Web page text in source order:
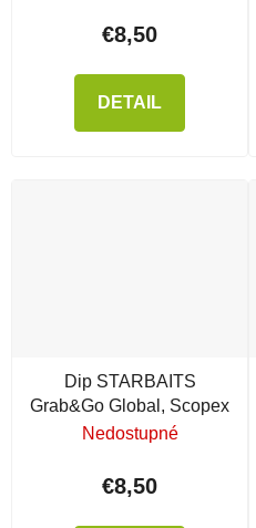
€8,50
DETAIL
Dip STARBAITS
Grab&Go Global, Scopex
Nedostupné
€8,50